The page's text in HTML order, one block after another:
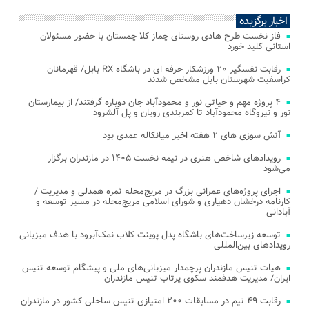
اخبار برگزیده
فاز نخست طرح هادی روستای چماز کلا چمستان با حضور مسئولان
استانی کلید خورد
رقابت نفسگیر ۲۰ ورزشکار حرفه ای در باشگاه RX بابل/ قهرمانان
کراسفیت شهرستان بابل مشخص شدند
۴ پروژه مهم و حیاتی نور و محمودآباد جان دوباره گرفتند/ از بیمارستان
نور و نیروگاه محمودآباد تا کمربندی رویان و پل آلشرود
آتش‌ سوزی‌ های ۲ هفته اخیر میانکاله عمدی بود
رویدادهای شاخص هنری در نیمه نخست ۱۴۰۵ در مازندران برگزار
می‌شود
اجرای پروژه‌های عمرانی بزرگ در مریج‌محله ثمره همدلی و مدیریت /
کارنامه درخشان دهیاری و شورای اسلامی مریج‌محله در مسیر توسعه و
آبادانی
توسعه زیرساخت‌های باشگاه پدل پوینت کلاب نمک‌آبرود با هدف میزبانی
رویدادهای بین‌المللی
هیات تنیس مازندران پرچمدار میزبانی‌های ملی و پیشگام توسعه تنیس
ایران/ مدیریت هدفمند سکوی پرتاب تنیس مازندران
رقابت ۴۹ تیم در مسابقات ۲۰۰ امتیازی تنیس ساحلی کشور در مازندران